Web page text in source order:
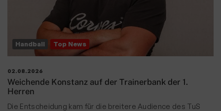
Handball Top News
02.08.2026
Weichende Konstanz auf der Trainerbank der 1.
Herren
Die Entscheidung kam für die breitere Audience des TuS